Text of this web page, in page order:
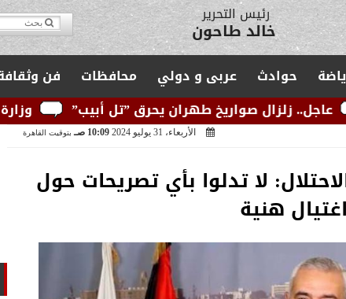
مدير التحرير
يوسف قبودان
حوادث عربى و دولي محافظات فن
وزارة الكهرباء: طهران يحرق ”تل أبيب”
الأربعاء، 31 يوليو 2024 10:09 صـ بتوقيت القاهرة
لا تدلوا بأي تصريحات حول
اغتيال هنية